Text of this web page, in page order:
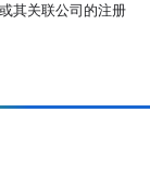
其关联公司的注册